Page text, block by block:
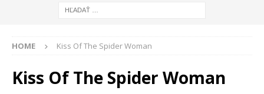
HOME Kiss Of The Spider Woman
Kiss Of The Spider Woman